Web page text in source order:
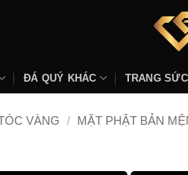
ĐÁ QUÝ KHÁC TRANG
VÀNG / MẶT PHẬT BẢN